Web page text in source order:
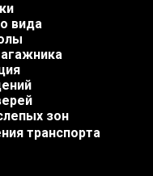
зон
транспорта
вида